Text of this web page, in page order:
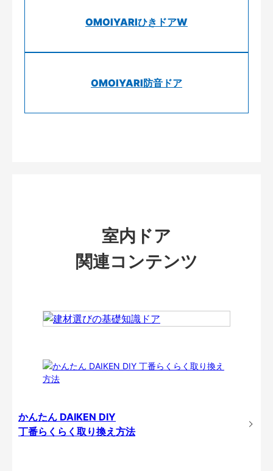
OMOIYARIひきドアW
OMOIYARI防音ドア
室内ドア
関連コンテンツ
かんたん DAIKEN DIY
丁番らくらく取り換え方法